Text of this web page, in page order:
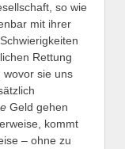
so wie
mit ihrer
Rettung
wovor sie uns
Geld gehen
kommt
– ohne zu